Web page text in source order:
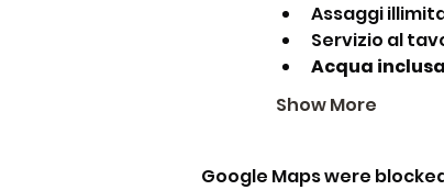
Assaggi
Servizio al
Acqua inclusa
Show More
Google Maps were